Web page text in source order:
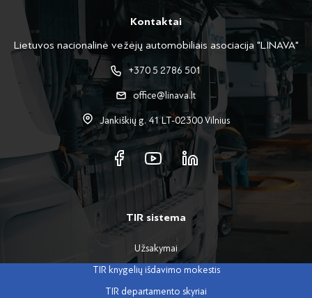
Kontaktai
Lietuvos nacionalinė vežėjų automobiliais asociacija "LINAVA"
+370 5 2786 501
office@linava.lt
Jankiškių g. 41 LT-02300 Vilnius
TIR sistema
Užsakymai
TIR knygelių išdavimo mokestis
TIR departamento skyriai